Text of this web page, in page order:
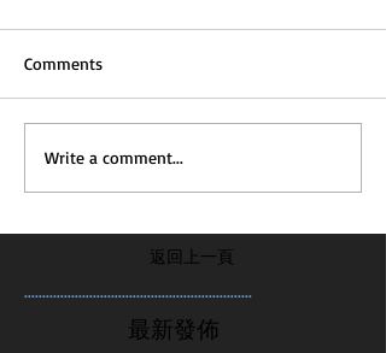
Comments
Write a comment...
返回上一頁
...............................................................
最新發佈